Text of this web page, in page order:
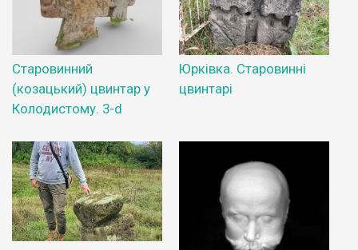
Старовинний
(козацький) цвинтар у
Колодистому. 3-d
Юрківка. Старовинні
цвинтарі